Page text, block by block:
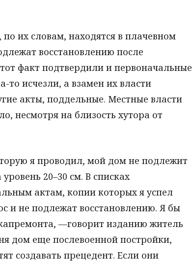
их словам, находятся в плачевном
восстановлению после
факт подтвердили и первоначальные
то исчезли, а взамен их власти
акты, поддельные. Местные власти
несмотря на близость хутора от
я проводил, мой дом не подлежит
20–30 см. В списках
актам, копии которых я успел
и не подлежат восстановлению. Я бы
—говорит изданию житель
дом еще послевоенной постройки,
создавать прецедент. Если они